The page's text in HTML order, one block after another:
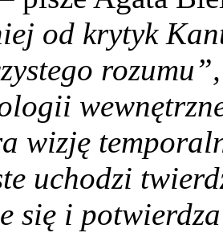
od krytyk
wizję
uchodzi
się i